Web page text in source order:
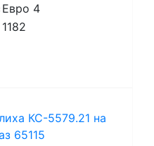
Евро 4
1182